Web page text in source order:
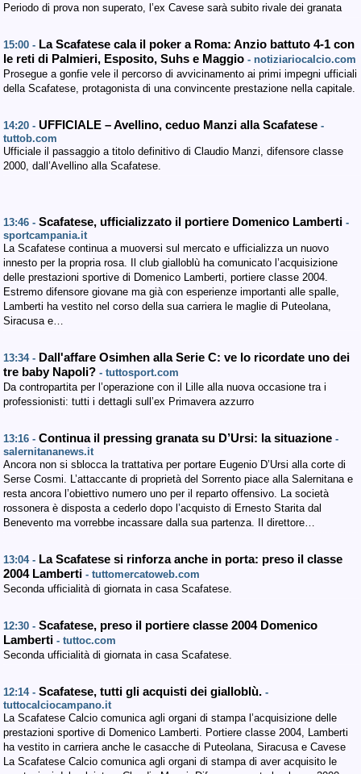
Periodo di prova non superato, l’ex Cavese sarà subito rivale dei granata
15:00 - La Scafatese cala il poker a Roma: Anzio battuto 4-1 con
le reti di Palmieri, Esposito, Suhs e Maggio - notiziariocalcio.com
Prosegue a gonfie vele il percorso di avvicinamento ai primi impegni ufficiali
della Scafatese, protagonista di una convincente prestazione nella capitale.
14:20 - UFFICIALE – Avellino, ceduo Manzi alla Scafatese -
tuttob.com
Ufficiale il passaggio a titolo definitivo di Claudio Manzi, difensore classe
2000, dall’Avellino alla Scafatese.
13:46 - Scafatese, ufficializzato il portiere Domenico Lamberti -
sportcampania.it
La Scafatese continua a muoversi sul mercato e ufficializza un nuovo
innesto per la propria rosa. Il club gialloblù ha comunicato l’acquisizione
delle prestazioni sportive di Domenico Lamberti, portiere classe 2004.
Estremo difensore giovane ma già con esperienze importanti alle spalle,
Lamberti ha vestito nel corso della sua carriera le maglie di Puteolana,
Siracusa e…
13:34 - Dall'affare Osimhen alla Serie C: ve lo ricordate uno dei
tre baby Napoli? - tuttosport.com
Da contropartita per l’operazione con il Lille alla nuova occasione tra i
professionisti: tutti i dettagli sull’ex Primavera azzurro
13:16 - Continua il pressing granata su D’Ursi: la situazione -
salernitananews.it
Ancora non si sblocca la trattativa per portare Eugenio D’Ursi alla corte di
Serse Cosmi. L’attaccante di proprietà del Sorrento piace alla Salernitana e
resta ancora l’obiettivo numero uno per il reparto offensivo. La società
rossonera è disposta a cederlo dopo l’acquisto di Ernesto Starita dal
Benevento ma vorrebbe incassare dalla sua partenza. Il direttore…
13:04 - La Scafatese si rinforza anche in porta: preso il classe
2004 Lamberti - tuttomercatoweb.com
Seconda ufficialità di giornata in casa Scafatese.
12:30 - Scafatese, preso il portiere classe 2004 Domenico
Lamberti - tuttoc.com
Seconda ufficialità di giornata in casa Scafatese.
12:14 - Scafatese, tutti gli acquisti dei gialloblù. -
tuttocalciocampano.it
La Scafatese Calcio comunica agli organi di stampa l’acquisizione delle
prestazioni sportive di Domenico Lamberti. Portiere classe 2004, Lamberti
ha vestito in carriera anche le casacche di Puteolana, Siracusa e Cavese
La Scafatese Calcio comunica agli organi di stampa di aver acquisito le